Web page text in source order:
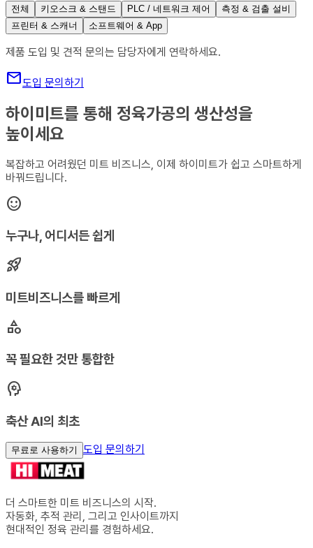
전체 키오스크 & 스탠드 PLC / 네트워크 제어
측정 & 검출 설비
프린터 & 스캐너
소프트웨어 & App
제품 도입 및 견적 문의는 담당자에게 연락하세요.
mail 도입 문의하기
하이미트를 통해 정육가공의 생산성을
높이세요
복잡하고 어려웠던 미트 비즈니스, 이제 하이미트가 쉽고 스마트하게
바꿔드립니다.
sentiment_satisfied
누구나, 어디서든 쉽게
rocket_launch
미트비즈니스를 빠르게
category
꼭 필요한 것만 통합한
psychology
축산 AI의 최초
무료로 사용하기 도입 문의하기
더 스마트한 미트 비즈니스의 시작.
자동화, 추적 관리, 그리고 인사이트까지
현대적인 정육 관리를 경험하세요.